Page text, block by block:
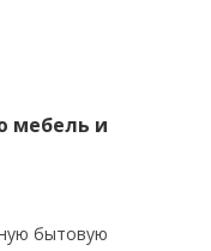
мебель и
бытовую